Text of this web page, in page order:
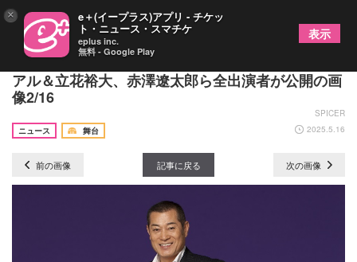
『大逆転！戦国武将誉賑』4人の座長によるビジュ
アル＆立花裕大、赤澤遼太郎ら全出演者が公開の画
像2/16
SPICER
ニュース
舞台 2025.5.16
前の画像 記事に戻る 次の画像
× e＋(イープラス)アプリ - チケッ
ト・ニュース・スマチケ
eplus inc.
無料 - Google Play
表示